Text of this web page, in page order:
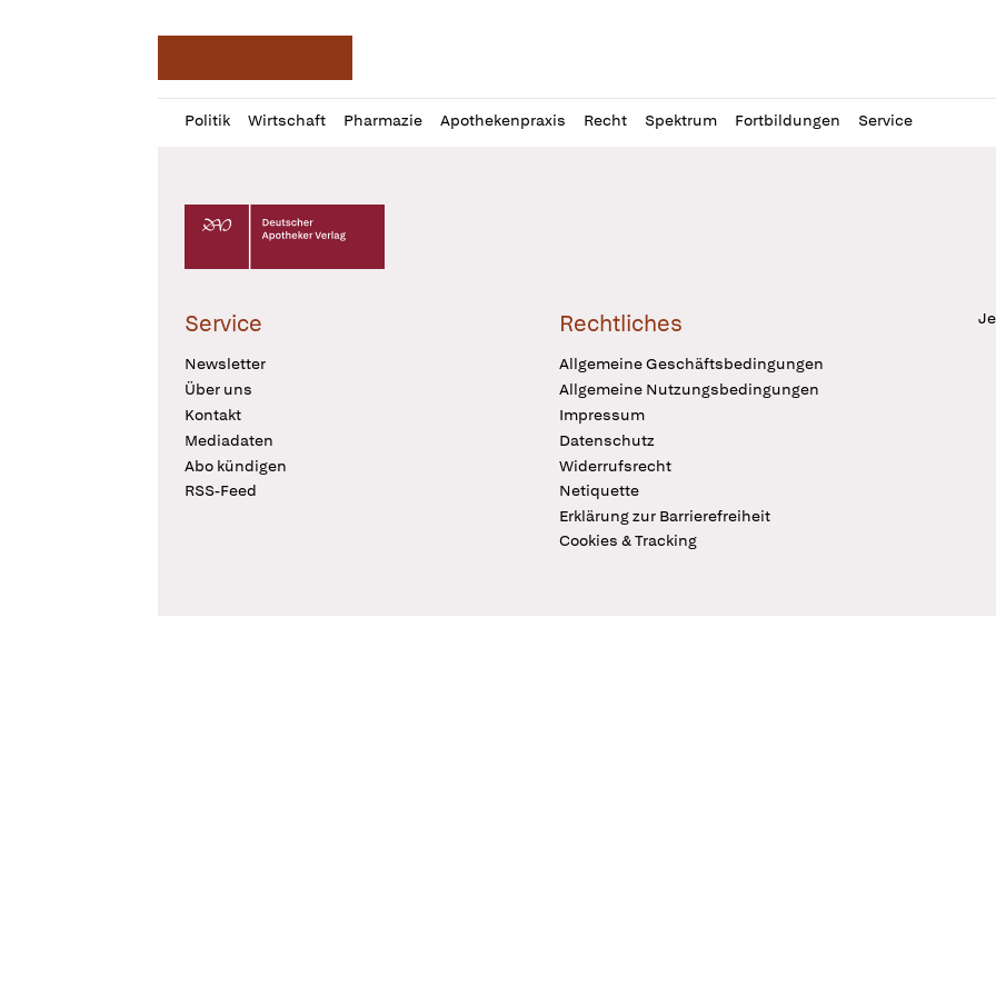
Politik Wirtschaft Pharmazie Apothekenpraxis Recht Spektrum Fortbildungen Service
Profil
öffnen
Daz
Pur
Deutscher Apotheker Verlag Logo
Service
Newsletter
Über uns
Kontakt
Mediadaten
Abo kündigen
RSS-Feed
Rechtliches
Allgemeine Geschäftsbedingungen
Allgemeine Nutzungsbedingungen
Impressum
Datenschutz
Widerrufsrecht
Netiquette
Erklärung zur Barrierefreiheit
Cookies & Tracking